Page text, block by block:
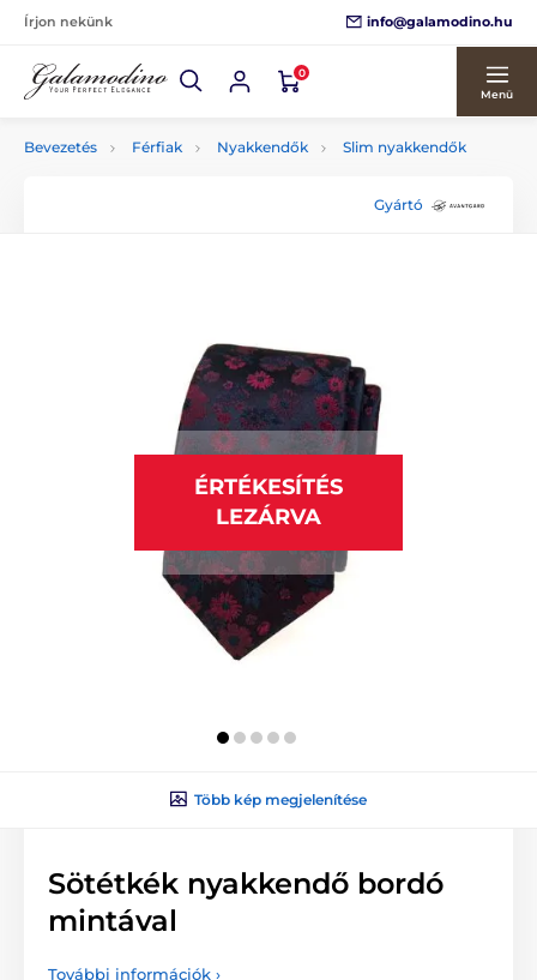
Írjon nekünk info@galamodino.hu
0
Menü
Bevezetés Férfiak Nyakkendők Slim nyakkendők
Gyártó
ÉRTÉKESÍTÉS
LEZÁRVA
Több kép megjelenítése
Sötétkék nyakkendő bordó
mintával
További információk ›